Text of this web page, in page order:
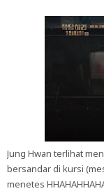
Jung Hwan terlihat
bersandar di kursi
menetes